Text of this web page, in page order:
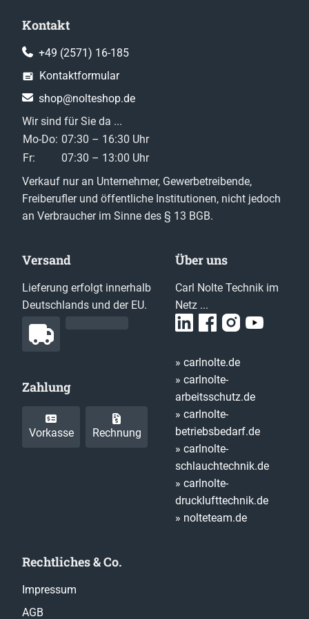
Kontakt
+49 (2571) 16-185
Kontaktformular
shop@nolteshop.de
Wir sind für Sie da ...
Mo-Do: 07:30 – 16:30 Uhr
Fr:
07:30 – 13:00 Uhr
Verkauf nur an Unternehmer, Gewerbetreibende,
Freiberufler und öffentliche Institutionen, nicht jedoch
an Verbraucher im Sinne des § 13 BGB.
Versand
Lieferung erfolgt innerhalb
Deutschlands und der EU.
Zahlung
Vorkasse Rechnung
Über uns
Carl Nolte Technik im
Netz ...
» carlnolte.de
» carlnolte-
arbeitsschutz.de
» carlnolte-
betriebsbedarf.de
» carlnolte-
schlauchtechnik.de
» carlnolte-
drucklufttechnik.de
» nolteteam.de
Rechtliches & Co.
Impressum
AGB